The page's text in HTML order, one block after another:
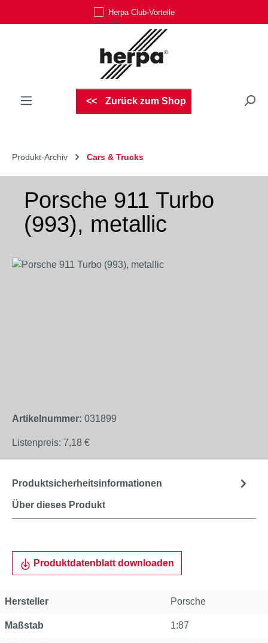
Zum Hauptinhalt springenHerpa Club-Vorteile
Zurück zum Shop
Produkt-Archiv Cars & Trucks
Porsche 911 Turbo
(993), metallic
Bildergalerie überspringen
Artikelnummer: 031899
Listenpreis: 7,18 €
Über dieses Produkt
Produktsicherheitsinformationen
Produktdatenblatt downloaden
Hersteller Porsche
Maßstab 1:87